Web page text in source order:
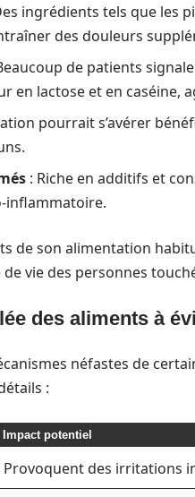
ingrédients tels que les
des douleurs
de patients
en lactose et en caséine,
pourrait s’avérer
: Riche en additifs et
inflammatoire.
de son alimentation
vie des personnes
des aliments à
néfastes de
:
Impact potentiel
Provoquent des irritations